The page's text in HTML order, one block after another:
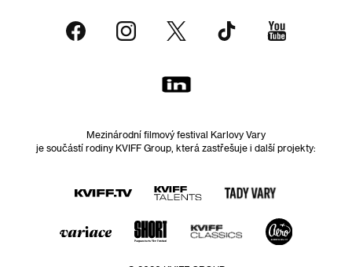
Mezinárodní filmový festival Karlovy Vary
je součástí rodiny KVIFF Group, která zastřešuje i další projekty: